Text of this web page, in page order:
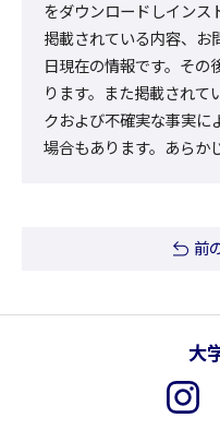
をダウンロードしインス
掲載されている内容、お
日現在の情報です。その
ります。また掲載されて
クおよび不確実な事実に
場合もあります。あらか
前
大